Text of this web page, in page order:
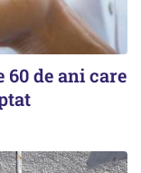
de ani care